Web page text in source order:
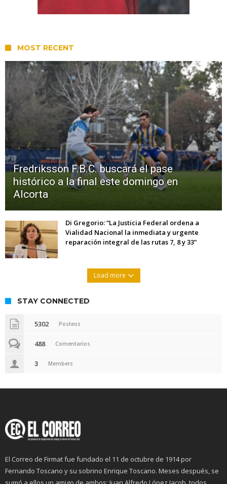
MOST RECENT
Fredriksson F.B.C. buscará el pase
histórico a la final este domingo en
Alcorta
Di Gregorio: “La Justicia Federal ordena a
Vialidad Nacional la inmediata y urgente
reparación integral de las rutas 7, 8 y 33”
Load more
STAY CONNECTED
5302 Posteos
488 Comentarios
3 Members
El Correo de Firmat fue fundado el 11 de octubre de 1914 por
Fernando Toscano y su sobrino Enrique Toscano. Meses después, se